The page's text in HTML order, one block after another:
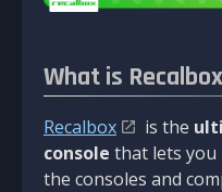
What is
Recalbox is the
console that lets you
the consoles and